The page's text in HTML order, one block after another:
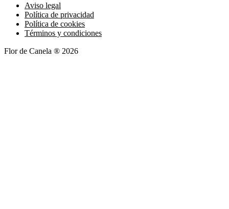
Aviso legal
Política de privacidad
Política de cookies
Términos y condiciones
Flor de Canela ® 2026